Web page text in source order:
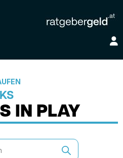
IN PLAY